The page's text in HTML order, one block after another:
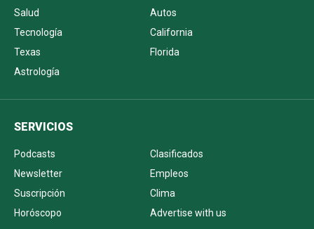
Salud
Autos
Tecnología
California
Texas
Florida
Astrología
SERVICIOS
Podcasts
Clasificados
Newsletter
Empleos
Suscripción
Clima
Horóscopo
Advertise with us